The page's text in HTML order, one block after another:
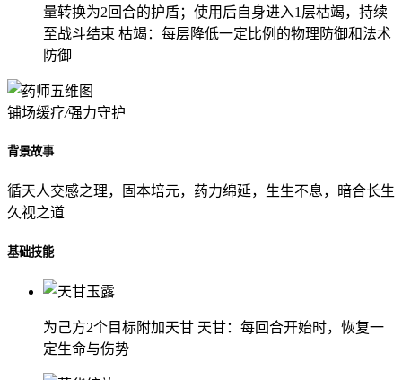
量转换为2回合的护盾；使用后自身进入1层枯竭，持续
至战斗结束 枯竭：每层降低一定比例的物理防御和法术
防御
铺场缓疗/强力守护
背景故事
循天人交感之理，固本培元，药力绵延，生生不息，暗合长生
久视之道
基础技能
为己方2个目标附加天甘 天甘：每回合开始时，恢复一
定生命与伤势